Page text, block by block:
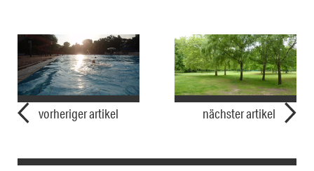
vorheriger artikel nächster artikel